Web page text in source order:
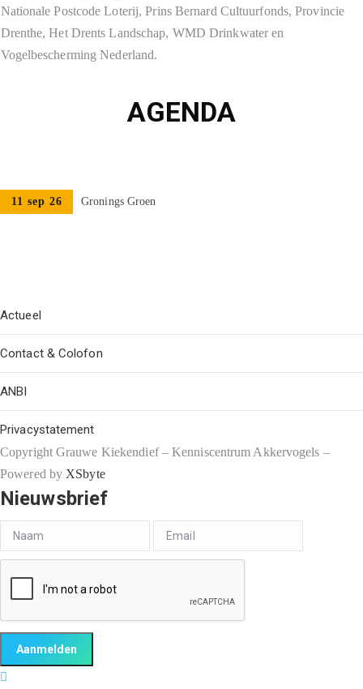
Nationale Postcode Loterij, Prins Bernard Cultuurfonds, Provincie
Drenthe, Het Drents Landschap, WMD Drinkwater en
Vogelbescherming Nederland.
AGENDA
11 sep 26 Gronings Groen
Actueel
Contact & Colofon
ANBI
Privacystatement
Copyright Grauwe Kiekendief – Kenniscentrum Akkervogels –
Powered byXSbyte
Nieuwsbrief